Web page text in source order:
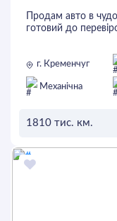
Продам авто в
готовий до
г. Кременчуг
Механічна
1810 тис. км.